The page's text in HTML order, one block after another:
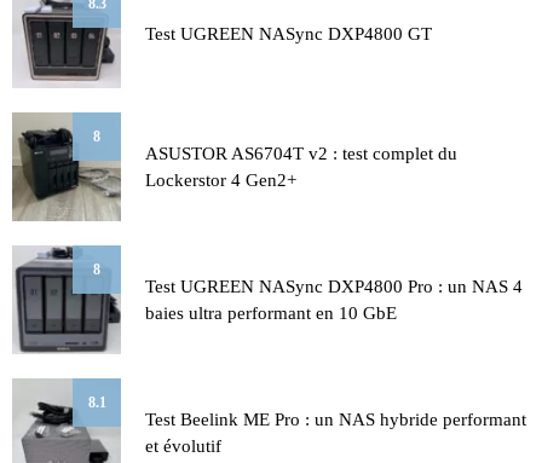
8.3
Test UGREEN NASync DXP4800 GT
8
ASUSTOR AS6704T v2 : test complet du
Lockerstor 4 Gen2+
8
Test UGREEN NASync DXP4800 Pro : un NAS 4
baies ultra performant en 10 GbE
8.1
Test Beelink ME Pro : un NAS hybride performant
et évolutif